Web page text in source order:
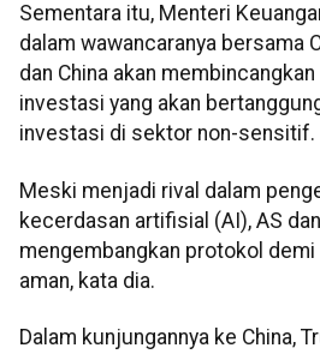
Sementara itu, Menteri
dalam wawancaranya bersama
dan China akan
investasi yang akan
investasi di sektor non-sensitif.
Meski menjadi rival dalam
kecerdasan artifisial (AI), AS
mengembangkan protokol demi
aman, kata dia.
Dalam kunjungannya ke China,